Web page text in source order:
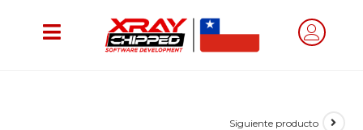
Siguiente producto